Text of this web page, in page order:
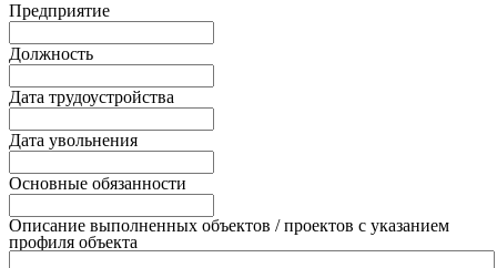
Предприятие
Должность
Дата трудоустройства
Дата увольнения
Основные обязанности
Описание выполненных объектов / проектов с указанием
профиля объекта